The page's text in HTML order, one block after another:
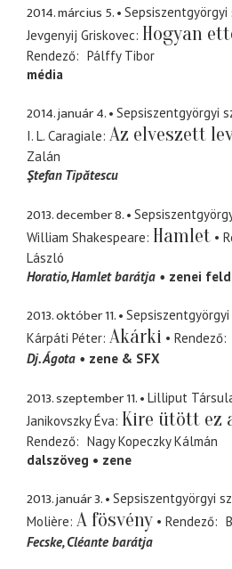
2014. március 5.
Sepsiszentgyörgyi
Jevgenyij Griskovec Hogyan
Rendező
Pálffy Tibor
média
2014. január 4.
Sepsiszentgyörgyi
I. L. Caragiale Az elveszett
Zalán
Ştefan Tipătescu
2013. december 8.
William Shakespeare Hamlet
László
Horatio Hamlet barátja zenei
2013. október 11.
Kárpáti Péter Akárki Rendező
Dj. Ágota
zene & SFX
2013. szeptember 11.
Lilliput
Janikovszky Éva Kire ütött ez
Rendező
Nagy Kopeczky Kálmán
dalszöveg
zene
2013. január 3.
Sepsiszentgyörgyi
Molière A fösvény Rendező
Fecske Cléante barátja